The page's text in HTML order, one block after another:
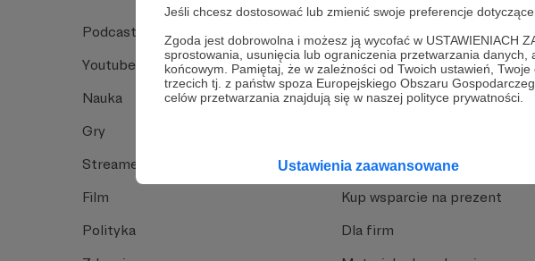
Jeśli chcesz dostosować lub zmienić swoje preferencje
Zgoda jest dobrowolna i możesz ją wycofać w USTAWIENIACH
sprostowania, usunięcia lub ograniczenia przetwarzania
końcowym. Pamiętaj, że w zależności od Twoich ustawień,
trzecich tj. z państw spoza Europejskiego Obszaru
celów przetwarzania znajdują się w naszej polityce prywatności.
Ustawienia zaawansowane
Podcast
Youtube
Nauka
Gry
Streamerzy
Film
Polityka
Jak to działa
Funkcje Patronite
Dlaczego Patronite?
Opinie Twórców
Kup wsparcie na prezent
Dla firm